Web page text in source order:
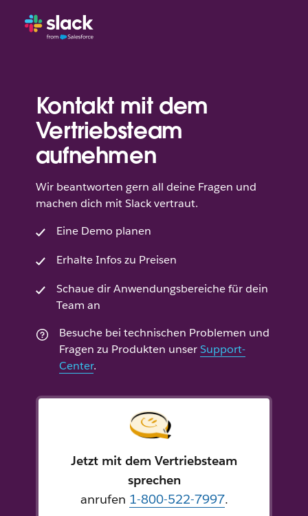
Kontakt mit dem
Vertriebsteam
aufnehmen
Wir beantworten gern all deine Fragen und
machen dich mit Slack vertraut.
Eine Demo planen
Erhalte Infos zu Preisen
Schaue dir Anwendungsbereiche für dein
Team an
Besuche bei technischen Problemen und
Fragen zu Produkten unserSupport-
Center.
Jetzt mit dem Vertriebsteam
sprechen
anrufen 1-800-522-7997.